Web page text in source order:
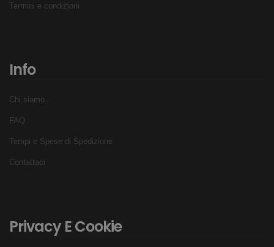
Termini e condizioni
Info
Chi siamo
FAQ
Tempi e Spese di Spedizione
Contattaci
Privacy E Cookie